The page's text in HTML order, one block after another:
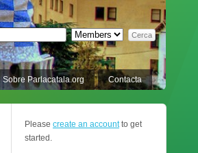
Sobre Parlacatala.org Contacta
Please create an accountto get
started.